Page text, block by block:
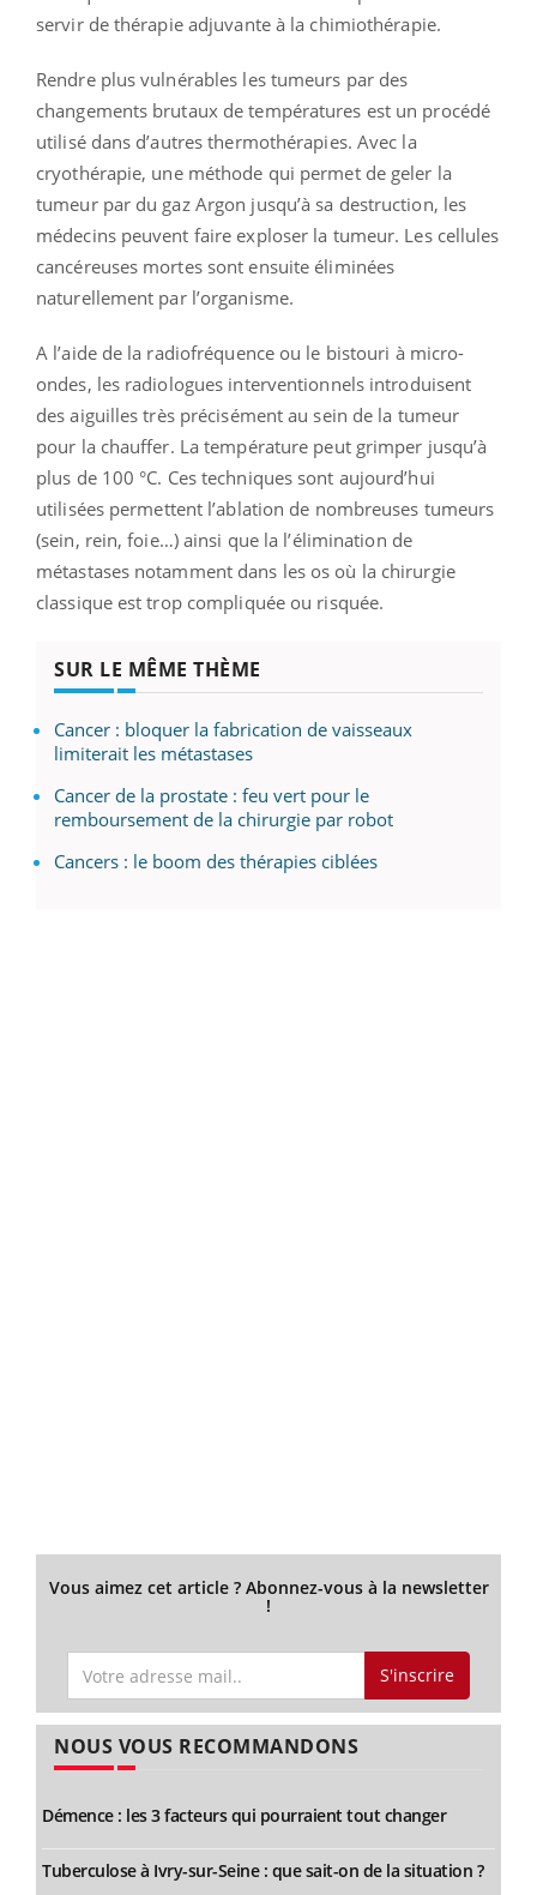
servir de thérapie adjuvante à la chimiothérapie.
Rendre plus vulnérables les tumeurs par des
changements brutaux de températures est un procédé
utilisé dans d’autres thermothérapies. Avec la
cryothérapie, une méthode qui permet de geler la
tumeur par du gaz Argon jusqu’à sa destruction, les
médecins peuvent faire exploser la tumeur. Les cellules
cancéreuses mortes sont ensuite éliminées
naturellement par l’organisme.
A l’aide de la radiofréquence ou le bistouri à micro-
ondes, les radiologues interventionnels introduisent
des aiguilles très précisément au sein de la tumeur
pour la chauffer. La température peut grimper jusqu’à
plus de 100 °C. Ces techniques sont aujourd’hui
utilisées permettent l’ablation de nombreuses tumeurs
(sein, rein, foie…) ainsi que la l’élimination de
métastases notamment dans les os où la chirurgie
classique est trop compliquée ou risquée.
SUR LE MÊME THÈME
Cancer : bloquer la fabrication de vaisseaux
limiterait les métastases
Cancer de la prostate : feu vert pour le
remboursement de la chirurgie par robot
Cancers : le boom des thérapies ciblées
Vous aimez cet article ? Abonnez-vous à la newsletter
!
S'inscrire
NOUS VOUS RECOMMANDONS
Démence : les 3 facteurs qui pourraient tout changer
Tuberculose à Ivry-sur-Seine : que sait-on de la situation ?